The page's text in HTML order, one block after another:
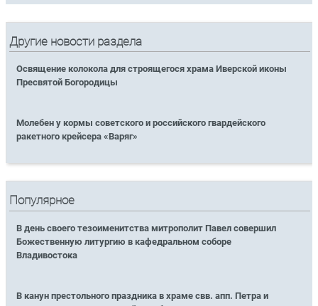
Другие новости раздела
Освящение колокола для строящегося храма Иверской иконы
Пресвятой Богородицы
Молебен у кормы советского и российского гвардейского
ракетного крейсера «Варяг»
Популярное
В день своего тезоименитства митрополит Павел совершил
Божественную литургию в кафедральном соборе
Владивостока
В канун престольного праздника в храме свв. апп. Петра и